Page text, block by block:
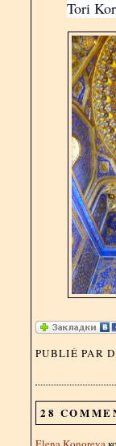
Tori
PUBLIÉ PAR
28